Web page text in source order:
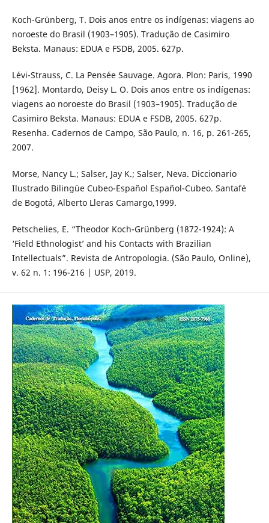
Koch-Grünberg, T. Dois anos entre os indígenas: viagens ao
noroeste do Brasil (1903–1905). Tradução de Casimiro
Beksta. Manaus: EDUA e FSDB, 2005. 627p.
Lévi-Strauss, C. La Pensée Sauvage. Agora. Plon: Paris, 1990
[1962]. Montardo, Deisy L. O. Dois anos entre os indígenas:
viagens ao noroeste do Brasil (1903–1905). Tradução de
Casimiro Beksta. Manaus: EDUA e FSDB, 2005. 627p.
Resenha. Cadernos de Campo, São Paulo, n. 16, p. 261-265,
2007.
Morse, Nancy L.; Salser, Jay K.; Salser, Neva. Diccionario
Ilustrado Bilingüe Cubeo-Español Español-Cubeo. Santafé
de Bogotá, Alberto Lleras Camargo,1999.
Petschelies, E. “Theodor Koch-Grünberg (1872-1924): A
‘Field Ethnologist’ and his Contacts with Brazilian
Intellectuals”. Revista de Antropologia. (São Paulo, Online),
v. 62 n. 1: 196-216 | USP, 2019.